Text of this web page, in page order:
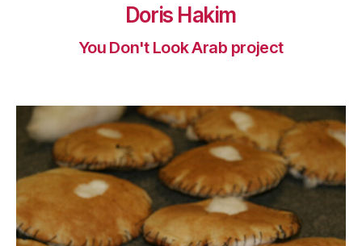
Doris Hakim
You Don't Look Arab project